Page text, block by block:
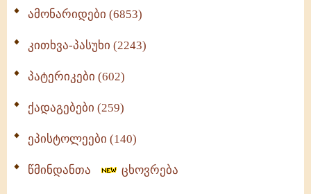
ამონარიდები (6853)
კითხვა-პასუხი (2243)
პატერიკები (602)
ქადაგებები (259)
ეპისტოლეები (140)
წმინდანთა ცხოვრება